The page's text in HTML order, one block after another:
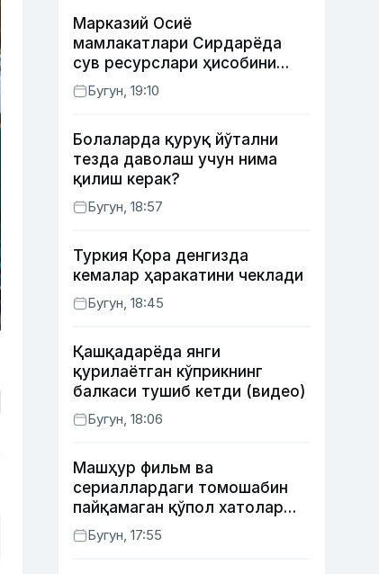
Марказий Осиё
мамлакатлари Сирдарёда
сув ресурслари ҳисобини
автоматлаштириш режасини
ишлаб чиқишни маъқуллади
Бугун, 19:10
Болаларда қуруқ йўтални
тезда даволаш учун нима
қилиш керак?
Бугун, 18:57
Туркия Қора денгизда
кемалар ҳаракатини чеклади
Бугун, 18:45
Қашқадарёда янги
қурилаётган кўприкнинг
балкаси тушиб кетди (видео)
Бугун, 18:06
Машҳур фильм ва
сериаллардаги томошабин
пайқамаган қўпол хатолар
(фото)
Бугун, 17:55